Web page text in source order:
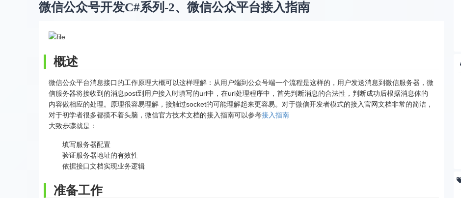
微信公众号开发C#系列-2、微信公众平台接入指南
概述
微信公众平台消息接口的工作原理大概可以这样理解：从用户端到公众号端一个流程是这样的，用户发送消息到微信服务器，微
信服务器将接收到的消息post到用户接入时填写的url中，在url处理程序中，首先判断消息的合法性，判断成功后根据消息体的
内容做相应的处理。原理很容易理解，接触过socket的可能理解起来更容易。对于微信开发者模式的接入官网文档非常的简洁，
对于初学者很多都摸不着头脑，微信官方技术文档的接入指南可以参考接入指南
大致步骤就是：
填写服务器配置
验证服务器地址的有效性
依据接口文档实现业务逻辑
准备工作